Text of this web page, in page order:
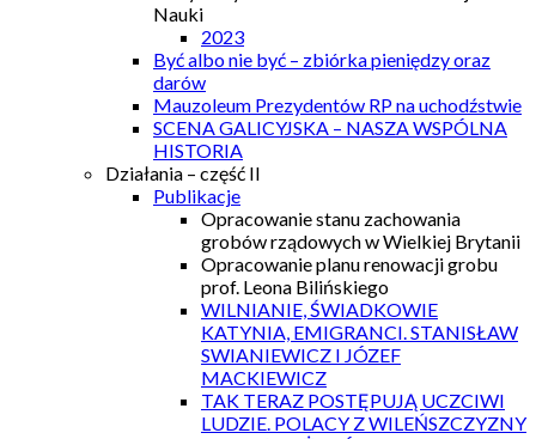
Nauki
2023
Być albo nie być – zbiórka pieniędzy oraz
darów
Mauzoleum Prezydentów RP na uchodźstwie
SCENA GALICYJSKA – NASZA WSPÓLNA
HISTORIA
Działania – część II
Publikacje
Opracowanie stanu zachowania
grobów rządowych w Wielkiej Brytanii
Opracowanie planu renowacji grobu
prof. Leona Bilińskiego
WILNIANIE, ŚWIADKOWIE
KATYNIA, EMIGRANCI. STANISŁAW
SWIANIEWICZ I JÓZEF
MACKIEWICZ
TAK TERAZ POSTĘPUJĄ UCZCIWI
LUDZIE. POLACY Z WILEŃSZCZYZNY